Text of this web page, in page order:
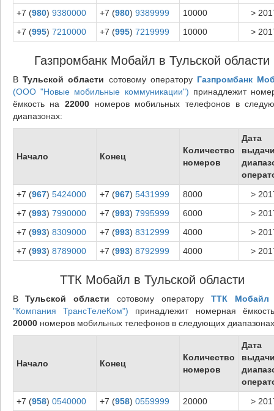
+7 (980) 9380000 +7 (980) 9389999 10000
>
+7 (995) 7210000 +7 (995) 7219999 10000 >
Газпромбанк Мобайл в Тульской области
В Тульской области сотовому оператору Газпромбанк
(ООО "Новые мобильные коммуникации") принадлежит
ёмкость на 22000номеров мобильных телефонов в
диапазонах:
Начало Конец
Количество
номеров
Дата
+7 (967) 5424000 +7 (967) 5431999 8000
>
+7 (993) 7990000 +7 (993) 7995999 6000
>
+7 (993) 8309000 +7 (993) 8312999 4000
>
+7 (993) 8789000 +7 (993) 8792999 4000 >
ТТК Мобайл в Тульской области
ВТульской области сотовому оператору ТТК Мобайл
"Компания ТрансТелеКом") принадлежит номерная
20000номеров мобильных телефонов в следующих
Начало Конец
Количество
номеров
Дата
+7 (958) 0540000 +7 (958) 0559999 20000 >